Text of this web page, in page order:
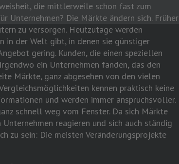
die mittlerweile schon fast zum
Unternehmen? Die Märkte ändern sich. Früher
zu versorgen. Heutzutage werden
in der Welt gibt, in denen sie günstiger
gering. Kunden, die einen speziellen
ein Unternehmen fanden, das den
Märkte, ganz abgesehen von den vielen
kennen praktisch keine
und werden immer anspruchsvoller.
schnell weg vom Fenster. Da sich Märkte
reagieren und sich auch ständig
zu sein: Die meisten Veränderungsprojekte